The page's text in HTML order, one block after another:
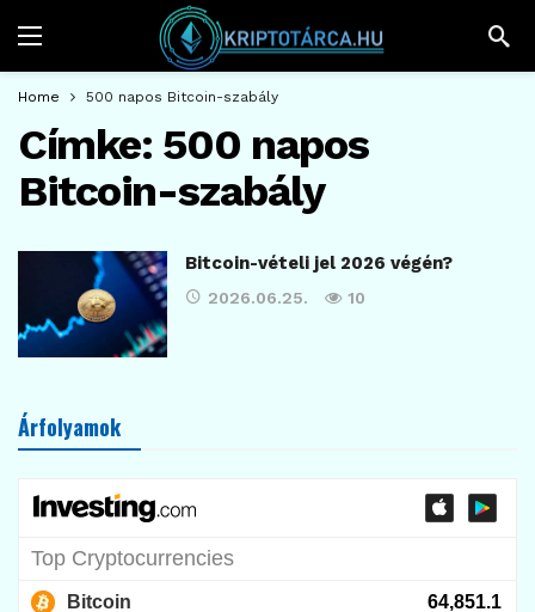
Home 500 napos Bitcoin-szabály
Címke: 500 napos
Bitcoin-szabály
Bitcoin-vételi jel 2026 végén?
2026.06.25. 10
Árfolyamok